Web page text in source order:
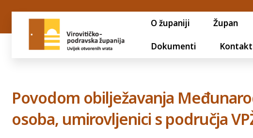
O županiji Župan
Dokumenti Kontakt
Povodom obilježavanja
osoba, umirovljenici s područja